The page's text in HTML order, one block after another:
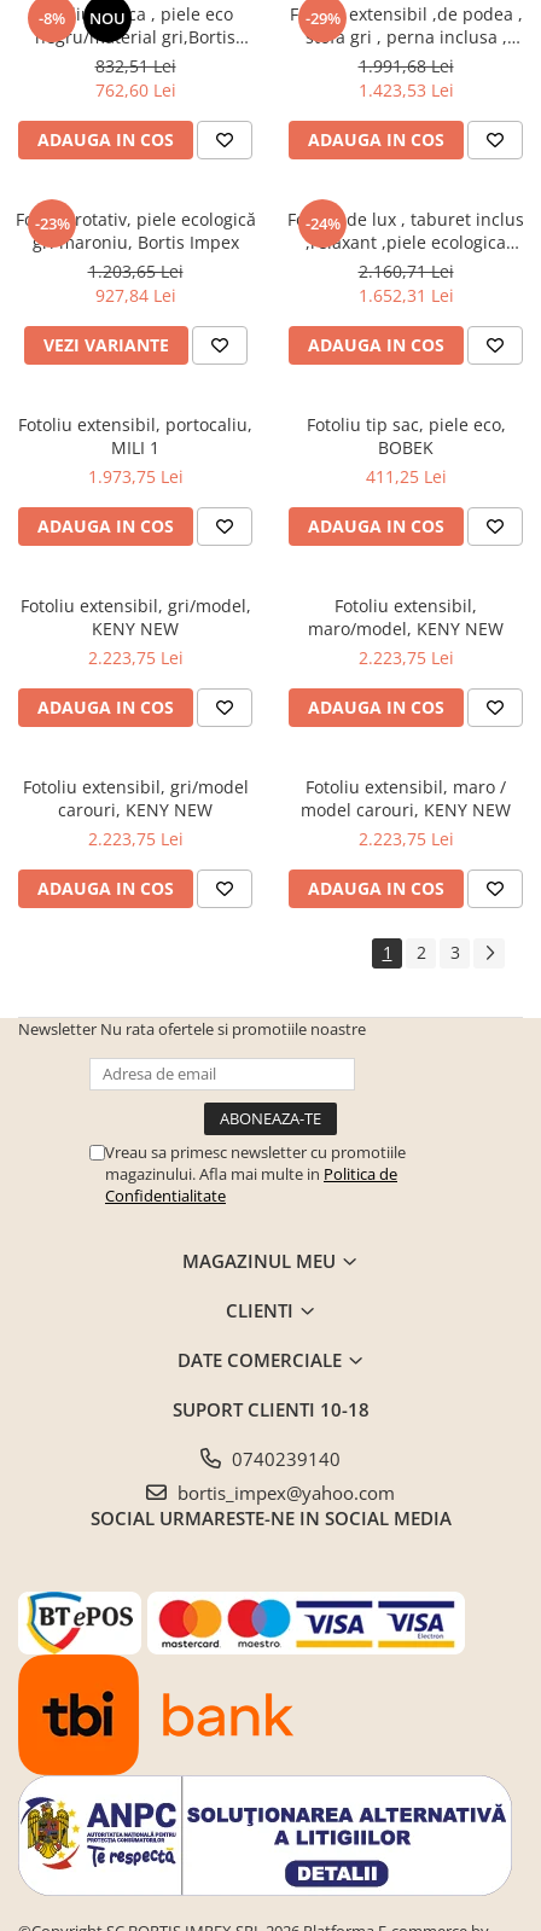
Birouri
Birouri pe colt
Canapele birou
Dulapuri birou/bibliorafturi
rafturi/etajere carti
Scaune Birou
Scaune conferinta-vizitator
Seturi mobilier birou complet
Camera copiilor
Canapele copii
Paturi pentru copii
Paturi supraetajate
COVOARE CLASICE
COVOARE PUFOASE(SHAGGY)FIR
Mobilier Gradina
Mese gradina
Scaune de gradina
Seturi de gradina
Sezlonguri
Baterii bucatarie
Chiuvete bucatarie
Cuptoare cu microunde
Cuptoare incorporabile
Saltele ,Perne,Topper
Paturi tapitate , Canapele si Coltare
Coltare/canapele in L
Jaluzele verticale la comanda
Mobilier Resigilat
Promotia saptamanii (extra
discount ) - %
Promotii lunare
Produse cu livrare in 24H
Mobilier clasic/rustic/vintage
Mobilier tapitat
Paturi tapitate dormitor
Toate Produsele
-8% NOU
Fotoliu scoica , piele eco
negru/material gri,Bortis
Impex
832,51 Lei
762,60 Lei
ADAUGA IN COS
-29%
Fotoliu extensibil ,de podea ,
stofa gri , perna inclusa ,
Bortis Impex
1.991,68 Lei
1.423,53 Lei
ADAUGA IN COS
-23%
Fotoliu rotativ, piele ecologică
gri maroniu, Bortis Impex
1.203,65 Lei
927,84 Lei
VEZI VARIANTE
-24%
Fotoliu de lux , taburet inclus
,relaxant ,piele ecologica
crem-bej,reglabil, suport
pentru picioare
2.160,71 Lei
1.652,31 Lei
ADAUGA IN COS
Fotoliu extensibil, portocaliu,
MILI 1
1.973,75 Lei
ADAUGA IN COS
Fotoliu tip sac, piele eco,
BOBEK
411,25 Lei
ADAUGA IN COS
Fotoliu extensibil, gri/model,
KENY NEW
2.223,75 Lei
ADAUGA IN COS
Fotoliu extensibil,
maro/model, KENY NEW
2.223,75 Lei
ADAUGA IN COS
Fotoliu extensibil, gri/model
carouri, KENY NEW
2.223,75 Lei
ADAUGA IN COS
Fotoliu extensibil, maro /
model carouri, KENY NEW
2.223,75 Lei
ADAUGA IN COS
1 2 3
Newsletter Nu rata ofertele si promotiile noastre
Vreau sa primesc newsletter cu promotiile
magazinului. Afla mai multe in Politica de
Confidentialitate
MAGAZINUL MEU
CLIENTI
DATE COMERCIALE
SUPORT CLIENTI 10-18
0740239140
bortis_impex@yahoo.com
SOCIAL URMARESTE-NE IN SOCIAL MEDIA